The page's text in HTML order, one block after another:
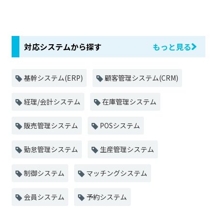
対応システムから探す もっと見る
基幹システム(ERP) 顧客管理システム(CRM)
経理/会計システム 在庫管理システム
販売管理システム POSシステム
勤怠管理システム 生産管理システム
制御システム マッチングシステム
会員システム 予約システム